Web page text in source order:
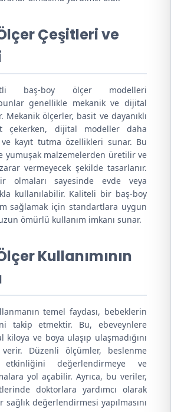
Çeşitleri ve
baş-boy ölçer modelleri
genellikle mekanik ve dijital
Mekanik ölçerler, basit ve dayanıklı
çekerken, dijital modeller daha
kayıt tutma özellikleri sunar. Bu
yumuşak malzemelerden üretilir ve
vermeyecek şekilde tasarlanır.
olmaları sayesinde evde veya
kullanılabilir. Kaliteli bir baş-boy
sağlamak için standartlara uygun
ömürlü kullanım imkanı sunar.
Kullanımının
temel faydası, bebeklerin
takip etmektir. Bu, ebeveynlere
ve boya ulaşıp ulaşmadığını
Düzenli ölçümler, beslenme
etkinliğini değerlendirmeye ve
yol açabilir. Ayrıca, bu veriler,
doktorlara yardımcı olarak
sağlık değerlendirmesi yapılmasını